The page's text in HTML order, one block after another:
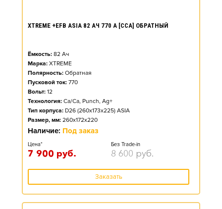
XTREME +EFB ASIA 82 АЧ 770 А [CCA] ОБРАТНЫЙ
Ёмкость: 82 Ач
Марка: XTREME
Полярность: Обратная
Пусковой ток: 770
Вольт: 12
Технология: Ca/Ca, Punch, Ag+
Тип корпуса: D26 (260x173x225) ASIA
Размер, мм: 260x172x220
Наличие: Под заказ
Цена*
7 900 руб.
Без Trade-in
8 600 руб.
Заказать